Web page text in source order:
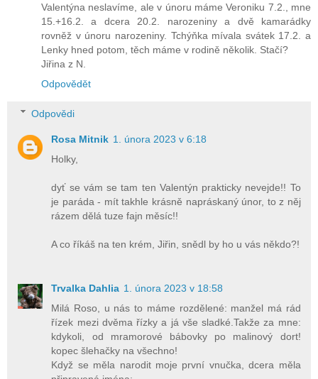
Valentýna neslavíme, ale v únoru máme Veroniku 7.2., mne
15.+16.2. a dcera 20.2. narozeniny a dvě kamarádky
rovněž v únoru narozeniny. Tchýňka mívala svátek 17.2. a
Lenky hned potom, těch máme v rodině několik. Stačí?
Jiřina z N.
Odpovědět
Odpovědi
Rosa Mitnik 1. února 2023 v 6:18
Holky,
dyť se vám se tam ten Valentýn prakticky nevejde!! To
je paráda - mít takhle krásně napráskaný únor, to z něj
rázem dělá tuze fajn měsíc!!
A co říkáš na ten krém, Jiřin, snědl by ho u vás někdo?!
Trvalka Dahlia 1. února 2023 v 18:58
Milá Roso, u nás to máme rozdělené: manžel má rád
řízek mezi dvěma řízky a já vše sladké.Takže za mne:
kdykoli, od mramorové bábovky po malinový dort!
kopec šlehačky na všechno!
Když se měla narodit moje první vnučka, dcera měla